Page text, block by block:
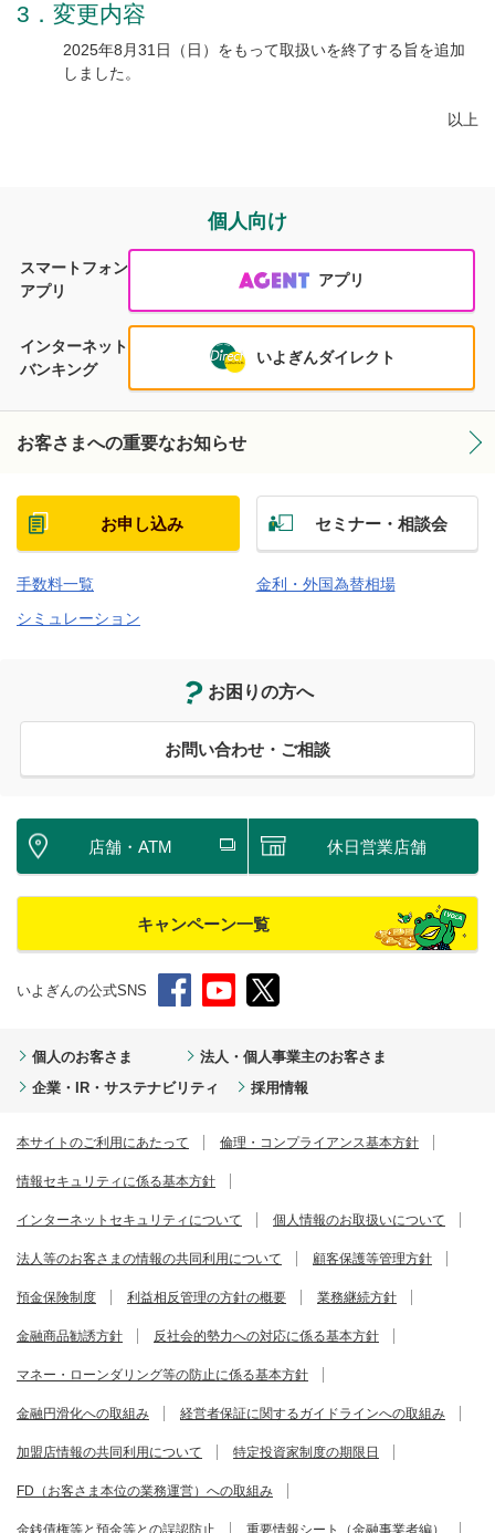
3．変更内容
2025年8月31日（日）をもって取扱いを終了する旨を追加
しました。
以上
個人向け
スマートフォン
アプリ
アプリ
インターネット
バンキング
いよぎんダイレクト
お客さまへの重要なお知らせ
お申し込み セミナー・相談会
手数料一覧
金利・外国為替相場
シミュレーション
お困りの方へ
お問い合わせ・ご相談
店舗・ATM 休日営業店舗
キャンペーン一覧
いよぎんの公式SNS
個人のお客さま
法人・個人事業主のお客さま
企業・IR・サステナビリティ
採用情報
本サイトのご利用にあたって 倫理・コンプライアンス基本方針
情報セキュリティに係る基本方針
インターネットセキュリティについて 個人情報のお取扱いについて
法人等のお客さまの情報の共同利用について 顧客保護等管理方針
預金保険制度 利益相反管理の方針の概要 業務継続方針
金融商品勧誘方針 反社会的勢力への対応に係る基本方針
マネー・ローンダリング等の防止に係る基本方針
金融円滑化への取組み 経営者保証に関するガイドラインへの取組み
加盟店情報の共同利用について 特定投資家制度の期限日
FD（お客さま本位の業務運営）への取組み